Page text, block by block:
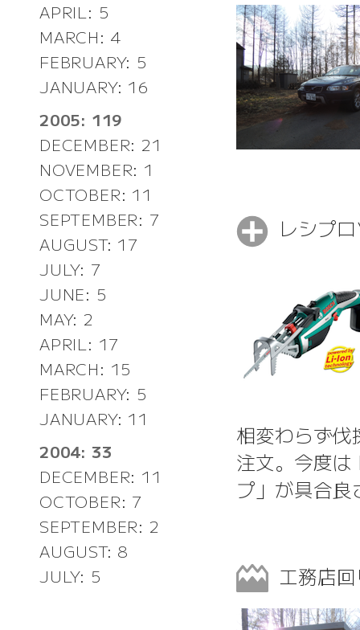
APRIL: 5
MARCH: 4
FEBRUARY: 5
JANUARY: 16
2005: 119
DECEMBER: 21
NOVEMBER: 1
OCTOBER: 11
SEPTEMBER: 7
AUGUST: 17
JULY: 7
JUNE: 5
MAY: 2
APRIL: 17
MARCH: 15
FEBRUARY: 5
JANUARY: 11
2004: 33
DECEMBER: 11
OCTOBER: 7
SEPTEMBER: 2
AUGUST: 8
JULY: 5
レシプ
相変わらず
注文。今度
プ」が具合良
工務店